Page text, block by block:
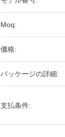
Moq:
価格:
パッケージの詳細:
支払条件: